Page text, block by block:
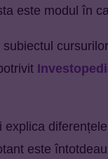
este modul în
explica
este